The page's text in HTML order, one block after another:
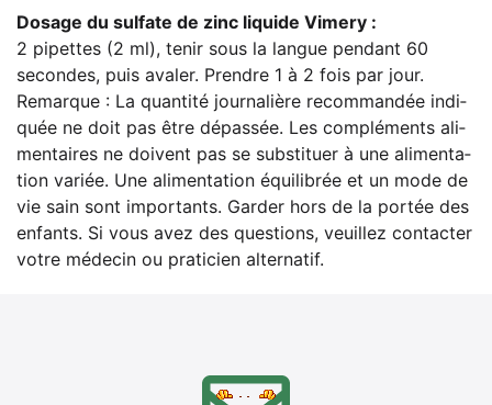
Dosa­ge du sul­fa­te de zinc liqui­de Vimery :
2 pipet­tes (2 ml), tenir sous la lan­gue pen­dant 60
secon­des, puis ava­ler. Prend­re 1 à 2 fois par jour.
Remar­que : La quan­ti­té jour­na­liè­re recom­man­dée indi­
quée ne doit pas être dépas­sée. Les com­plé­ments ali­
men­tai­res ne doi­vent pas se sub­sti­tuer à une ali­men­ta­
ti­on variée. Une ali­men­ta­ti­on équi­li­brée et un mode de
vie sain sont importants. Gar­der hors de la por­tée des
enfants. Si vous avez des ques­ti­ons, veuil­lez cont­ac­ter
vot­re méde­cin ou pra­ti­ci­en alternatif.